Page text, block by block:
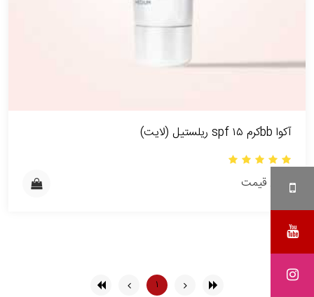
آکوا bbکرم spf ۱۵ ریلستیل (لایت)
بدون قیمت
۱